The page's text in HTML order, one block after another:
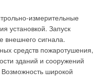
измерительные
установкой. Запуск
внешнего сигнала.
средств пожаротушения,
зданий и сооружений
широкой
у магазинов от
При монтаже
возможны некие
трассу, а просто
трасса не очень длинная,
мощности